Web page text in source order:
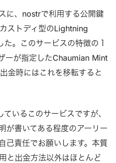
に、nostrで利用する公開鍵
ストディ型のLightning
。このサービスの特徴の１
ーが指定したChaumian Mint
金時にはこれを移転すると
いるこのサービスですが、
が書いてある程度のアーリー
己責任でお願いします。本質
と出金方法以外はほとんど